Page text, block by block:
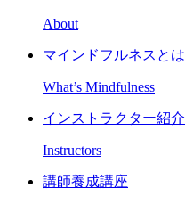
About
マインドフルネスとは
What’s Mindfulness
インストラクター紹介
Instructors
講師養成講座